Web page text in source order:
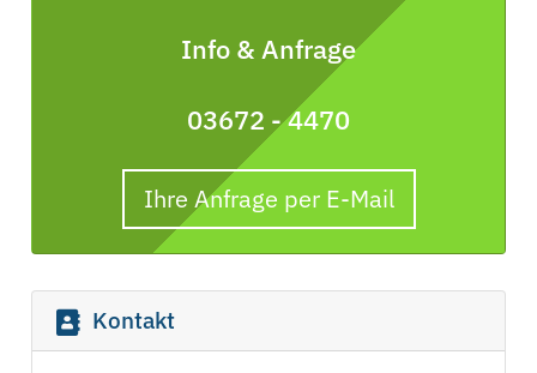
Info & Anfrage
03672 - 4470
Ihre Anfrage per E-Mail
Kontakt